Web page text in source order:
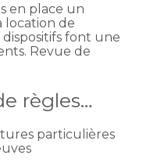
en place un
location de
font une
Revue de
règles…
particulières